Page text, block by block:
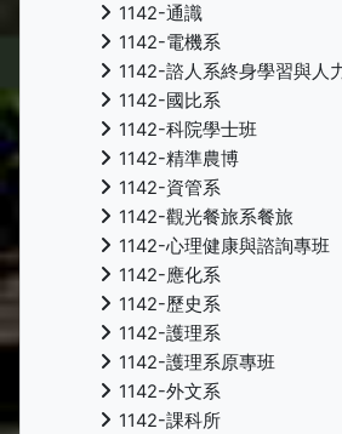
1142-通識
1142-電機系
1142-諮人系終身學習與人
1142-國比系
1142-科院學士班
1142-精準農博
1142-資管系
1142-觀光餐旅系餐旅
1142-心理健康與諮詢專班
1142-應化系
1142-歷史系
1142-護理系
1142-護理系原專班
1142-外文系
1142-課科所